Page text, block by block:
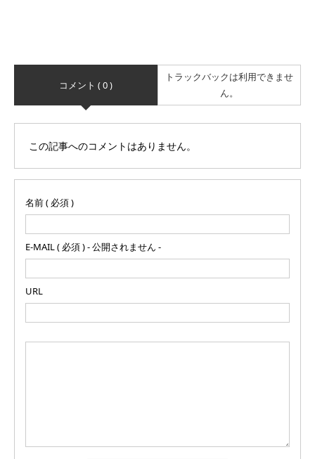
コメント ( 0 )
トラックバックは利用できませ
ん。
この記事へのコメントはありません。
名前 ( 必須 )
E-MAIL ( 必須 ) - 公開されません -
URL